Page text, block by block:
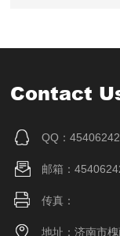
Contact
QQ：
邮箱：
传真：
地址：济南市